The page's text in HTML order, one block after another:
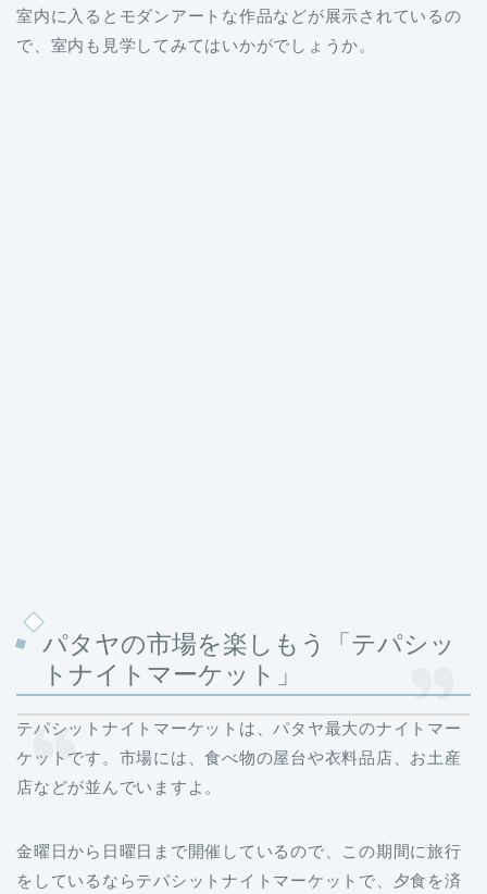
室内に入るとモダンアートな作品などが展示されているの
で、室内も見学してみてはいかがでしょうか。
パタヤの市場を楽しもう「テパシッ
トナイトマーケット」
テパシットナイトマーケットは、パタヤ最大のナイトマー
ケットです。市場には、食べ物の屋台や衣料品店、お土産
店などが並んでいますよ。
金曜日から日曜日まで開催しているので、この期間に旅行
をしているならテパシットナイトマーケットで、夕食を済